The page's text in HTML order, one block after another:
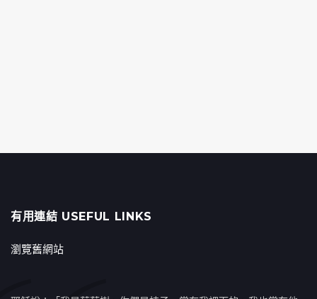
有用連結 USEFUL LINKS
瀏覽舊網站